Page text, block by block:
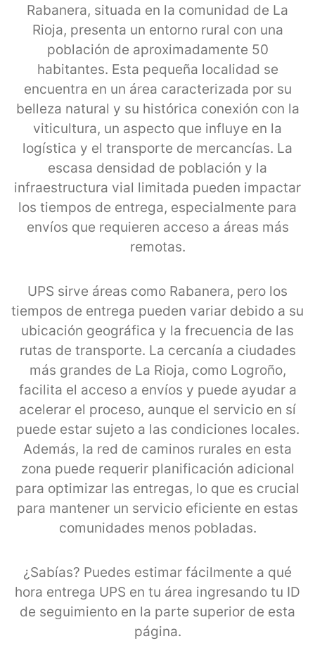
Rabanera, situada en la comunidad de La
Rioja, presenta un entorno rural con una
población de aproximadamente 50
habitantes. Esta pequeña localidad se
encuentra en un área caracterizada por su
belleza natural y su histórica conexión con la
viticultura, un aspecto que influye en la
logística y el transporte de mercancías. La
escasa densidad de población y la
infraestructura vial limitada pueden impactar
los tiempos de entrega, especialmente para
envíos que requieren acceso a áreas más
remotas.
UPS sirve áreas como Rabanera, pero los
tiempos de entrega pueden variar debido a su
ubicación geográfica y la frecuencia de las
rutas de transporte. La cercanía a ciudades
más grandes de La Rioja, como Logroño,
facilita el acceso a envíos y puede ayudar a
acelerar el proceso, aunque el servicio en sí
puede estar sujeto a las condiciones locales.
Además, la red de caminos rurales en esta
zona puede requerir planificación adicional
para optimizar las entregas, lo que es crucial
para mantener un servicio eficiente en estas
comunidades menos pobladas.
¿Sabías? Puedes estimar fácilmente a qué
hora entrega UPS en tu área ingresando tu ID
de seguimiento en la parte superior de esta
página.